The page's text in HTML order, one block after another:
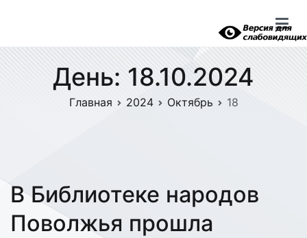
День: 18.10.2024
Главная 2024 Октябрь 18
В Библиотеке народов
Поволжья прошла